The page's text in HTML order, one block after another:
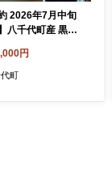
2026年7月中旬
八千代町産 黒皮
BonBonリッチ 1
黒皮 すいか 西
円
町